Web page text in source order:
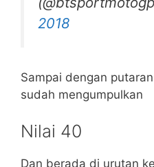
2018
Sampai dengan
sudah mengumpulkan
Nilai 40
Dan berada di urutan